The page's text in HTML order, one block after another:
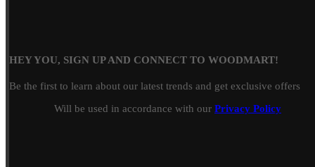
HEY YOU, SIGN UP AND CONNECT TO WOODMART!
Be the first to learn about our latest trends and get exclusive offers
Will be used in accordance with our Privacy Policy